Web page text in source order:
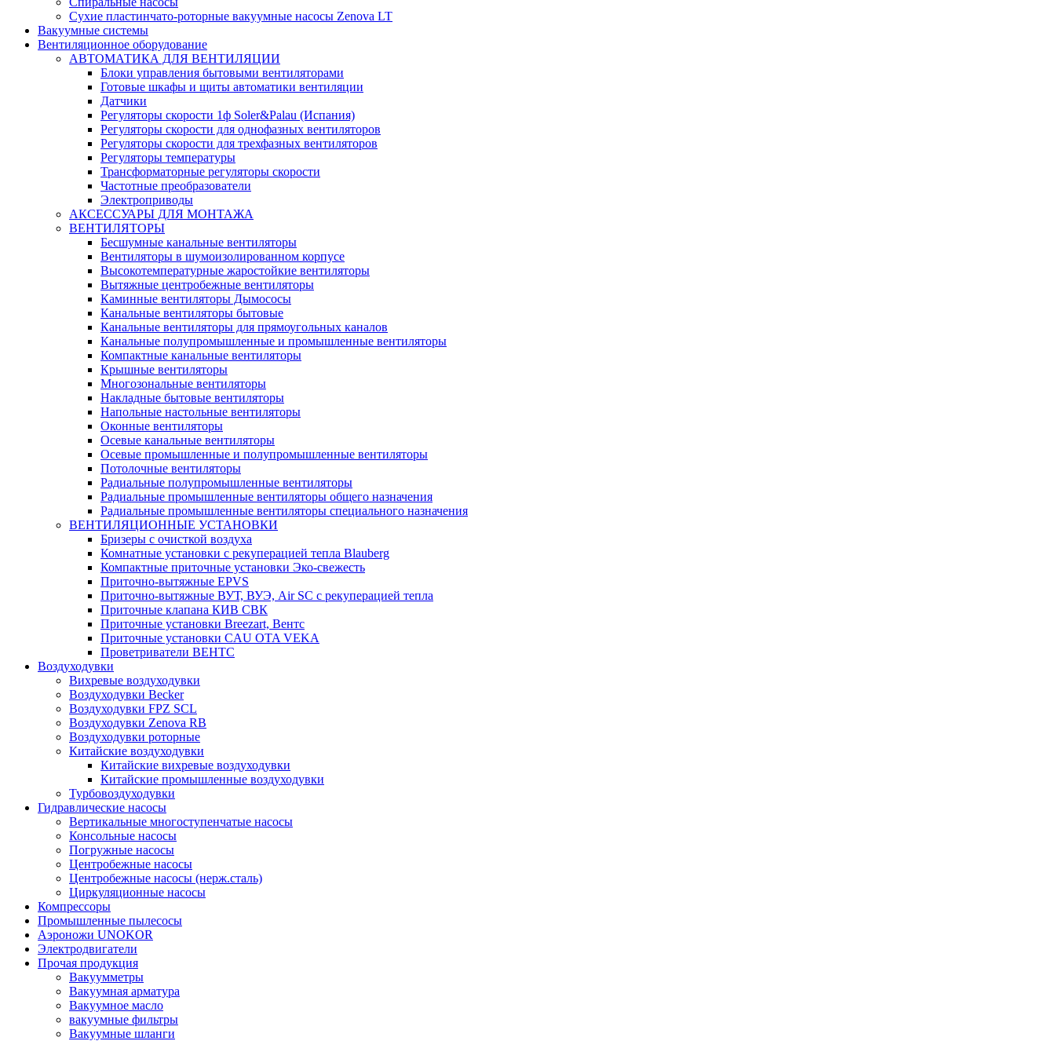
Сухие пластинчато-роторные вакуумные насосы Zenova LT
Вакуумные системы
Вентиляционное оборудование
АВТОМАТИКА ДЛЯ ВЕНТИЛЯЦИИ
Блоки управления бытовыми вентиляторами
Готовые шкафы и щиты автоматики вентиляции
Датчики
Регуляторы скорости 1ф Soler&Palau (Испания)
Регуляторы скорости для однофазных вентиляторов
Регуляторы скорости для трехфазных вентиляторов
Регуляторы температуры
Трансформаторные регуляторы скорости
Частотные преобразователи
Электроприводы
АКСЕССУАРЫ ДЛЯ МОНТАЖА
ВЕНТИЛЯТОРЫ
Бесшумные канальные вентиляторы
Вентиляторы в шумоизолированном корпусе
Высокотемпературные жаростойкие вентиляторы
Вытяжные центробежные вентиляторы
Каминные вентиляторы Дымососы
Канальные вентиляторы бытовые
Канальные вентиляторы для прямоугольных каналов
Канальные полупромышленные и промышленные вентиляторы
Компактные канальные вентиляторы
Крышные вентиляторы
Многозональные вентиляторы
Накладные бытовые вентиляторы
Напольные настольные вентиляторы
Оконные вентиляторы
Осевые канальные вентиляторы
Осевые промышленные и полупромышленные вентиляторы
Потолочные вентиляторы
Радиальные полупромышленные вентиляторы
Радиальные промышленные вентиляторы общего назначения
Радиальные промышленные вентиляторы специального назначения
ВЕНТИЛЯЦИОННЫЕ УСТАНОВКИ
Бризеры с очисткой воздуха
Комнатные установки с рекуперацией тепла Blauberg
Компактные приточные установки Эко-свежесть
Приточно-вытяжные EPVS
Приточно-вытяжные ВУТ, ВУЭ, Air SC с рекуперацией тепла
Приточные клапана КИВ СВК
Приточные установки Breezart, Вентс
Приточные установки CAU OTA VEKA
Проветриватели ВЕНТС
Воздуходувки
Вихревые воздуходувки
Воздуходувки Becker
Воздуходувки FPZ SCL
Воздуходувки Zenova RB
Воздуходувки роторные
Китайские воздуходувки
Китайские вихревые воздуходувки
Китайские промышленные воздуходувки
Турбовоздуходувки
Гидравлические насосы
Вертикальные многоступенчатые насосы
Консольные насосы
Погружные насосы
Центробежные насосы
Центробежные насосы (нерж.сталь)
Циркуляционные насосы
Компрессоры
Промышленные пылесосы
Аэроножи UNOKOR
Электродвигатели
Прочая продукция
Вакуумметры
Вакуумная арматура
Вакуумное масло
вакуумные фильтры
Вакуумные шланги